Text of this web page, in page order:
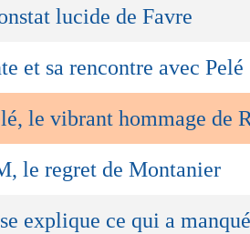
lucide de Favre
et sa rencontre avec Pelé
le vibrant hommage de
le regret de Montanier
explique ce qui a manqué